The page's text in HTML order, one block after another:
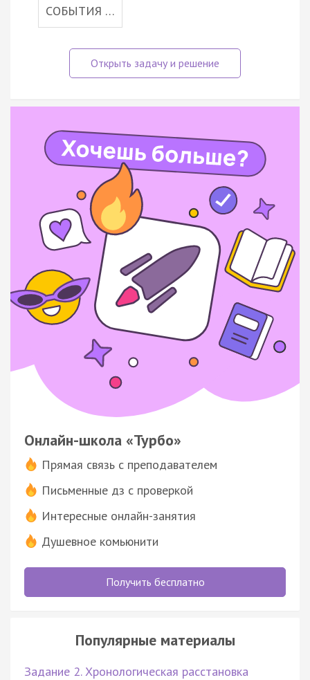
СОБЫТИЯ …
Онлайн-школа «Турбо»
Прямая связь с преподавателем
Письменные дз с проверкой
Интересные онлайн-занятия
Душевное комьюнити
Получить бесплатно
Популярные материалы
Задание 2. Хронологическая расстановка